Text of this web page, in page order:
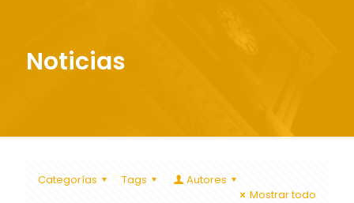
Noticias
Categorías Tags
Autores
Mostrar todo